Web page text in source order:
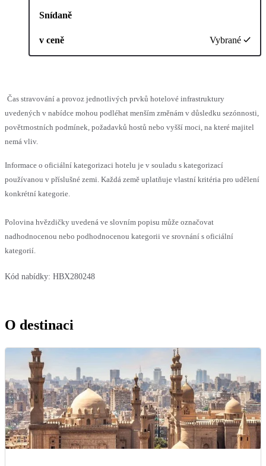
Snídaně
v ceně Vybrané
Čas stravování a provoz jednotlivých prvků hotelové infrastruktury
uvedených v nabídce mohou podléhat menším změnám v důsledku sezónnosti,
povětrnostních podmínek, požadavků hostů nebo vyšší moci, na které majitel
nemá vliv.
Informace o oficiální kategorizaci hotelu je v souladu s kategorizací
používanou v příslušné zemi. Každá země uplatňuje vlastní kritéria pro udělení
konkrétní kategorie.
Polovina hvězdičky uvedená ve slovním popisu může označovat
nadhodnocenou nebo podhodnocenou kategorii ve srovnání s oficiální
kategorií.
Kód nabídky: HBX280248
O destinaci